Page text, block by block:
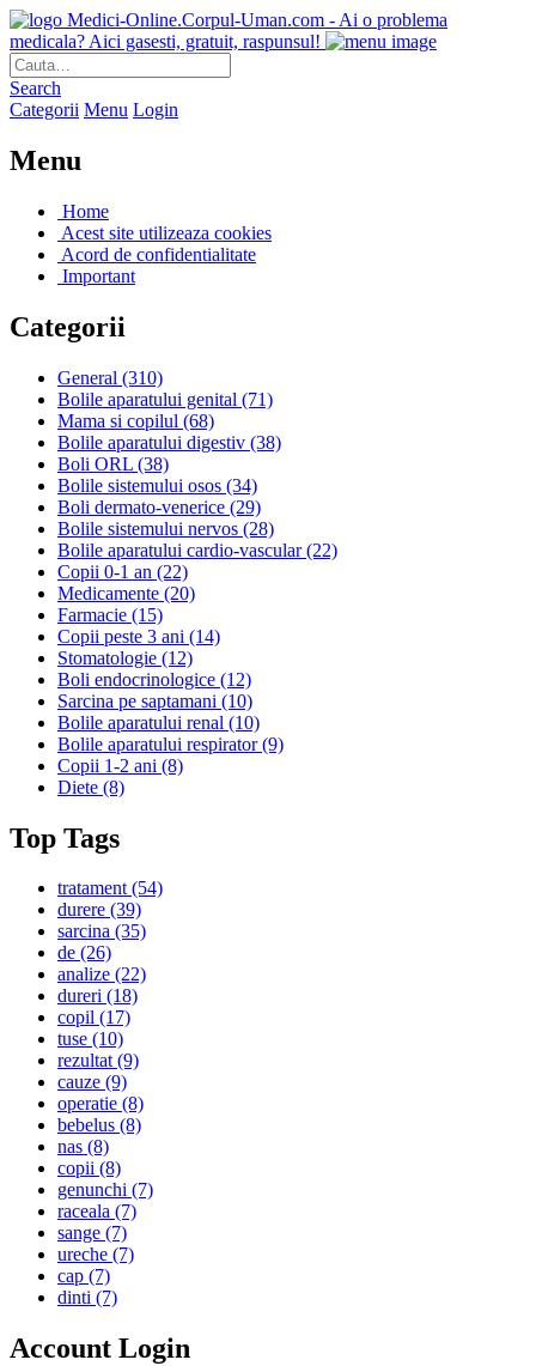
Medici-Online.Corpul-Uman.com - Ai o problema
medicala? Aici gasesti, gratuit, raspunsul!
Search
Categorii Menu Login
Menu
Home
Acest site utilizeaza cookies
Acord de confidentialitate
Important
Categorii
General (310)
Bolile aparatului genital (71)
Mama si copilul (68)
Bolile aparatului digestiv (38)
Boli ORL (38)
Bolile sistemului osos (34)
Boli dermato-venerice (29)
Bolile sistemului nervos (28)
Bolile aparatului cardio-vascular(22)
Copii 0-1 an (22)
Medicamente (20)
Farmacie (15)
Copii peste 3 ani (14)
Stomatologie (12)
Boli endocrinologice (12)
Sarcina pe saptamani (10)
Bolile aparatului renal (10)
Bolile aparatului respirator(9)
Copii 1-2 ani (8)
Diete (8)
Top Tags
tratament(54)
durere (39)
sarcina (35)
de (26)
analize (22)
dureri (18)
copil (17)
tuse (10)
rezultat(9)
cauze (9)
operatie (8)
bebelus (8)
nas (8)
copii (8)
genunchi (7)
raceala (7)
sange (7)
ureche (7)
cap (7)
dinti (7)
Account Login